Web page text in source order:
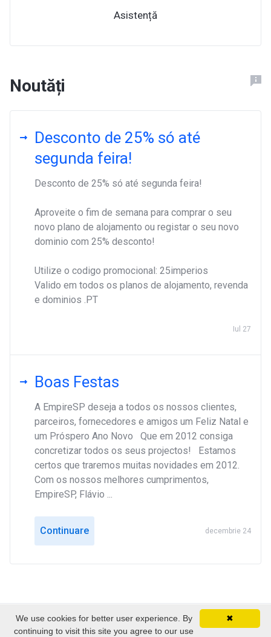
Asistență
Noutăți
Desconto de 25% só até
segunda feira!
Desconto de 25% só até segunda feira!
Aproveite o fim de semana para comprar o seu
novo plano de alojamento ou registar o seu novo
dominio com 25% desconto!
Utilize o codigo promocional: 25imperios
Valido em todos os planos de alojamento, revenda
e dominios .PT
Iul 27
Boas Festas
A EmpireSP deseja a todos os nossos clientes,
parceiros, fornecedores e amigos um Feliz Natal e
um Próspero Ano Novo Que em 2012 consiga
concretizar todos os seus projectos! Estamos
certos que traremos muitas novidades em 2012.
Com os nossos melhores cumprimentos,
EmpireSP, Flávio ...
Continuare decembrie 24
Copyright © 2026 EmpireSP - Serviços de Alojamento.
✖
We use cookies for better user experience. By
continuing to visit this site you agree to our use